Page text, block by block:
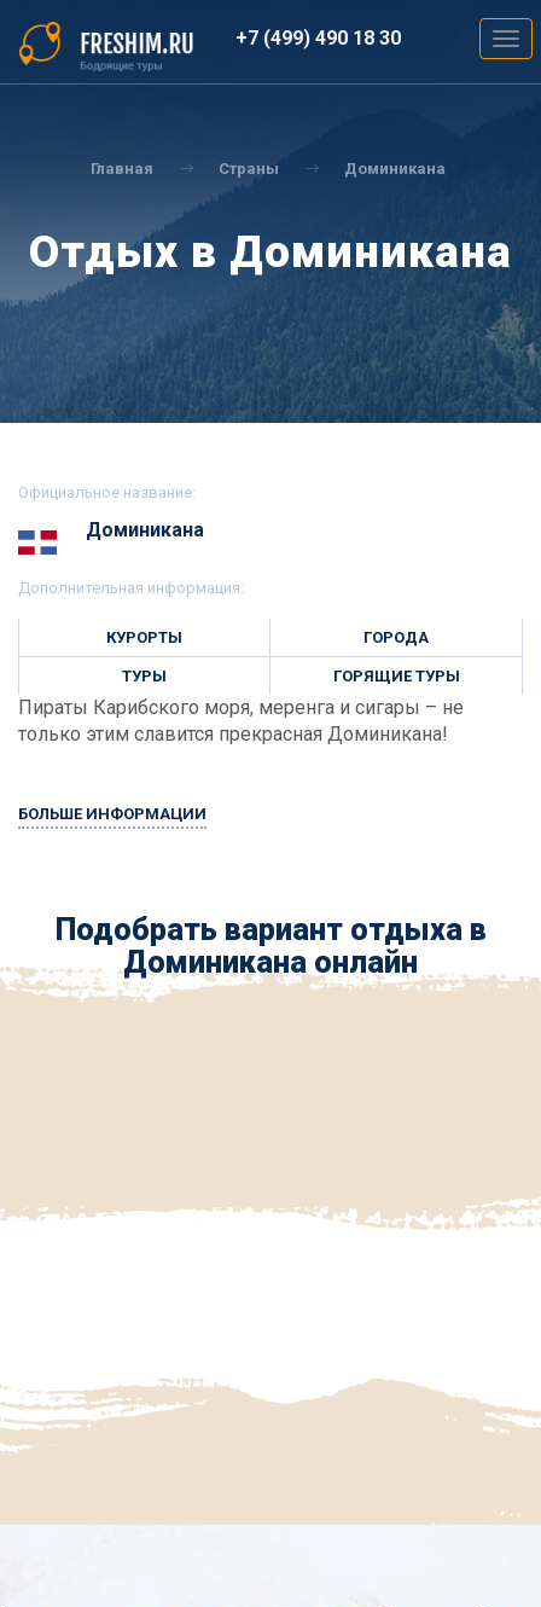
основному
содержанию
+7 (499) 490 18 30
Главная Страны Доминикана
Отдых в Доминикана
Официальное название:
Доминикана
Дополнительная информация:
КУРОРТЫ ГОРОДА
ТУРЫ ГОРЯЩИЕ ТУРЫ
Пираты Карибского моря, меренга и сигары – не
только этим славится прекрасная Доминикана!
БОЛЬШЕ ИНФОРМАЦИИ
Подобрать вариант отдыха в
Доминикана онлайн